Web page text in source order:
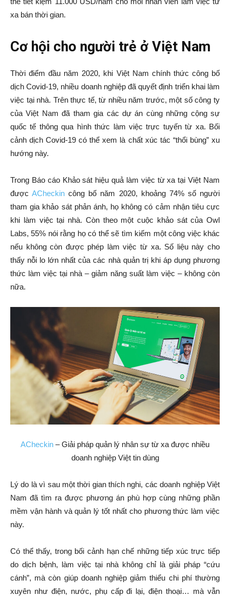
xa bán thời gian.
Cơ hội cho người trẻ ở Việt Nam
Thời điểm đầu năm 2020, khi Việt Nam chính thức công bố
dịch Covid-19, nhiều doanh nghiệp đã quyết định triển khai làm
việc tại nhà. Trên thực tế, từ nhiều năm trước, một số công ty
của Việt Nam đã tham gia các dự án cùng những cộng sự
quốc tế thông qua hình thức làm việc trực tuyến từ xa. Bối
cảnh dịch Covid-19 có thể xem là chất xúc tác “thổi bùng” xu
hướng này.
Trong Báo cáo Khảo sát hiệu quả làm việc từ xa tại Việt Nam
được ACheckin công bố năm 2020, khoảng 74% số người
tham gia khảo sát phản ánh, họ không có cảm nhận tiêu cực
khi làm việc tại nhà. Còn theo một cuộc khảo sát của Owl
Labs, 55% nói rằng họ có thể sẽ tìm kiếm một công việc khác
nếu không còn được phép làm việc từ xa. Số liệu này cho
thấy nỗi lo lớn nhất của các nhà quản trị khi áp dụng phương
thức làm việc tại nhà – giảm năng suất làm việc – không còn
nữa.
ACheckin – Giải pháp quản lý nhân sự từ xa được nhiều
doanh nghiệp Việt tin dùng
Lý do là vì sau một thời gian thích nghi, các doanh nghiệp Việt
Nam đã tìm ra được phương án phù hợp cùng những phần
mềm vận hành và quản lý tốt nhất cho phương thức làm việc
này.
Có thể thấy, trong bối cảnh hạn chế những tiếp xúc trực tiếp
do dịch bệnh, làm việc tại nhà không chỉ là giải pháp “cứu
cánh”, mà còn giúp doanh nghiệp giảm thiểu chi phí thường
xuyên như điện, nước, phụ cấp đi lại, điện thoại… mà vẫn